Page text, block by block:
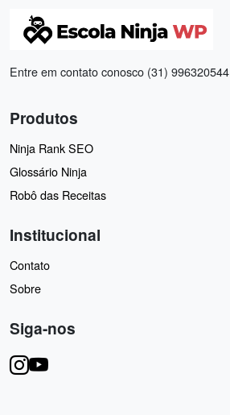
Entre em contato conosco (31) 996320544
Produtos
Ninja Rank SEO
Glossário Ninja
Robô das Receitas
Institucional
Contato
Sobre
Siga-nos